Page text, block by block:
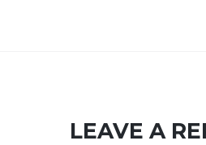
LEAVE A